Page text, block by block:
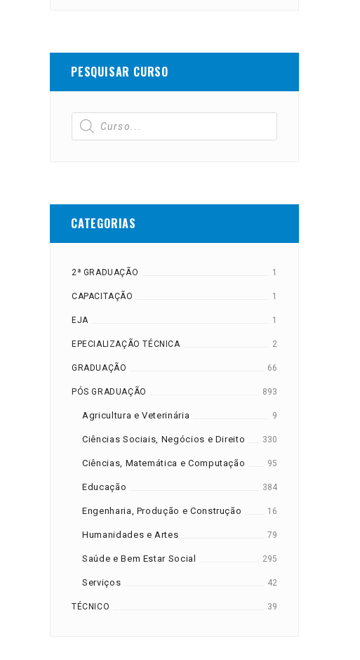
PESQUISAR CURSO
CATEGORIAS
2ª GRADUAÇÃO 1
CAPACITAÇÃO 1
EJA 1
EPECIALIZAÇÃO TÉCNICA 2
GRADUAÇÃO 66
PÓS GRADUAÇÃO 893
Agricultura e Veterinária 9
Ciências Sociais, Negócios e Direito 330
Ciências, Matemática e Computação 95
Educação 384
Engenharia, Produção e Construção 16
Humanidades e Artes 79
Saúde e Bem Estar Social 295
Serviços 42
TÉCNICO 39